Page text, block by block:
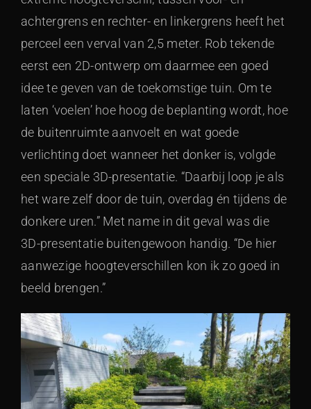
achtergrens en rechter- en linkergrens heeft het
perceel een verval van 2,5 meter. Rob tekende
eerst een 2D-ontwerp om daarmee een goed
idee te geven van de toekomstige tuin. Om te
laten ‘voelen’ hoe hoog de beplanting wordt, hoe
de buitenruimte aanvoelt en wat goede
verlichting doet wanneer het donker is, volgde
een speciale 3D-presentatie. “Daarbij loop je als
het ware zelf door de tuin, overdag én tijdens de
donkere uren.” Met name in dit geval was die
3D-presentatie buitengewoon handig. “De hier
aanwezige hoogteverschillen kon ik zo goed in
beeld brengen.”